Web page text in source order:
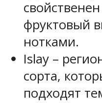
фруктовый
нотками.
Islay –
сорта,
подходят